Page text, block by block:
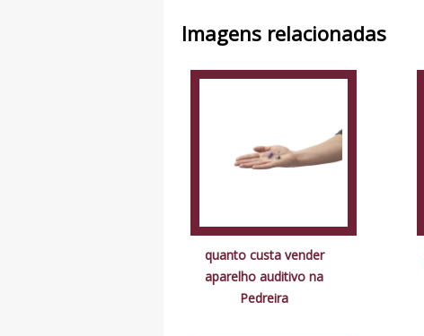
Imagens relacionadas
quanto custa vender
aparelho auditivo na
Pedreira